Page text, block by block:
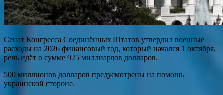
Сенат Конгресса Соединённых Штатов утвердил военные
расходы на 2026 финансовый год, который начался 1 октября,
речь идёт о сумме 925 миллиардов долларов.
500 миллионов долларов предусмотрены на помощь
украинской стороне.